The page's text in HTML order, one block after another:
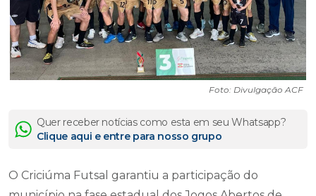
Foto: Divulgação ACF
Quer receber notícias como esta em seu Whatsapp?
Clique aqui e entre para nosso grupo
O Criciúma Futsal garantiu a participação do